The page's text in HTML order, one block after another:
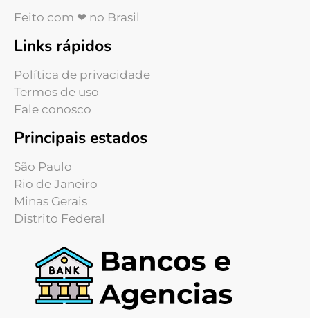
Feito com ❤ no Brasil
Links rápidos
Política de privacidade
Termos de uso
Fale conosco
Principais estados
São Paulo
Rio de Janeiro
Minas Gerais
Distrito Federal